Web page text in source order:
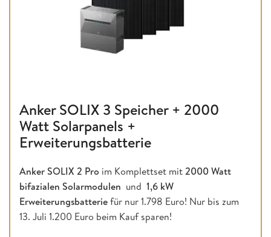
Anker SOLIX 3 Speicher + 2000
Watt Solarpanels +
Erweiterungsbatterie
Anker SOLIX 2 Pro im Komplettset mit2000 Watt
bifazialen Solarmodulen und 1,6 kW
Erweiterungsbatteriefür nur 1.798 Euro! Nur bis zum
13. Juli 1.200 Euro beim Kauf sparen!